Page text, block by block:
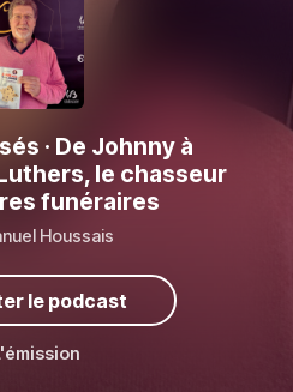
· De Johnny à
le chasseur
funéraires
Houssais
le podcast